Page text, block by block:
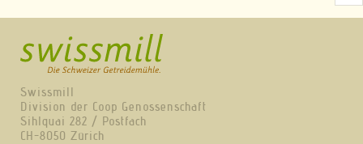
Swissmill
Division der Coop Genossenschaft
Sihlquai 282 / Postfach
CH-8050 Zürich